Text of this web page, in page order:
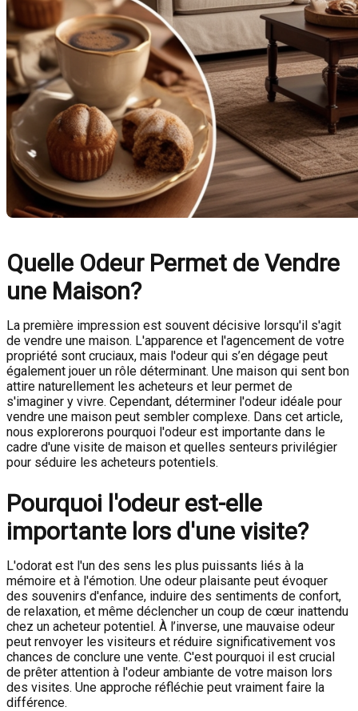
Quelle Odeur Permet de Vendre
une Maison?
La première impression est souvent décisive lorsqu'il s'agit
de vendre une maison. L'apparence et l'agencement de votre
propriété sont cruciaux, mais l'odeur qui s’en dégage peut
également jouer un rôle déterminant. Une maison qui sent bon
attire naturellement les acheteurs et leur permet de
s'imaginer y vivre. Cependant, déterminer l'odeur idéale pour
vendre une maison peut sembler complexe. Dans cet article,
nous explorerons pourquoi l'odeur est importante dans le
cadre d'une visite de maison et quelles senteurs privilégier
pour séduire les acheteurs potentiels.
Pourquoi l'odeur est-elle
importante lors d'une visite?
L'odorat est l'un des sens les plus puissants liés à la
mémoire et à l'émotion. Une odeur plaisante peut évoquer
des souvenirs d'enfance, induire des sentiments de confort,
de relaxation, et même déclencher un coup de cœur inattendu
chez un acheteur potentiel. À l’inverse, une mauvaise odeur
peut renvoyer les visiteurs et réduire significativement vos
chances de conclure une vente. C'est pourquoi il est crucial
de prêter attention à l'odeur ambiante de votre maison lors
des visites. Une approche réfléchie peut vraiment faire la
différence.